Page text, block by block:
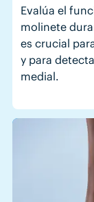
Evalúa el
molinete
es crucial
y para
medial.